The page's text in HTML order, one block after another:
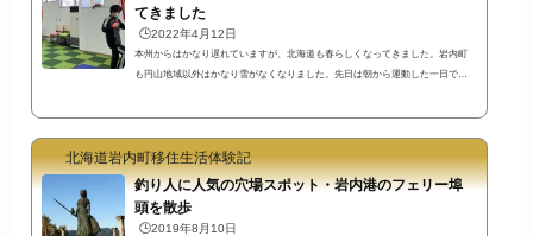
てきました
🕒️2022年4月12日
本州からはかなり遅れていますが、北海道も春らしくなってきました。岩内町
も円山地域以外はかなり雪がなくなりました。先日は朝から運動した一日でし
なってきますね。スマートフォンアプリNike Run Clubを使用穏やかな天気で最
近では満足した走りができた日。天気が穏やかだと運動の調子もよくなるし、
走って...
北海道岩内町移住生活体験記
釣り人に人気の穴場スポット・岩内港のフェリー埠
頭を散歩
🕒️2019年8月10日